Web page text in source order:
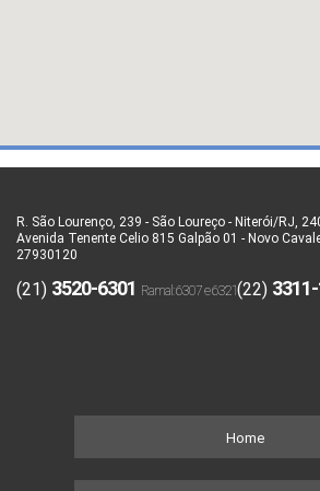
R. São Lourenço, 239 - São Loureço - Niterói/RJ,
Avenida Tenente Celio 815 Galpão 01 - Novo
27930120
(21) 3520-6301 (22)
Home